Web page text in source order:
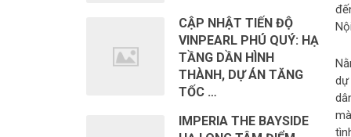
CẬP NHẬT TIẾN ĐỘ
VINPEARL PHÚ QUÝ: HẠ
TẦNG DẦN HÌNH
THÀNH, DỰ ÁN TĂNG
TỐC …
IMPERIA THE BAYSIDE